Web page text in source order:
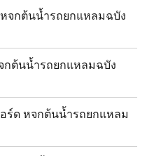
จกต้นน้ำรถยกแหลมฉบัง
กต้นน้ำรถยกแหลมฉบัง
ร์ด หจกต้นน้ำรถยกแหลม